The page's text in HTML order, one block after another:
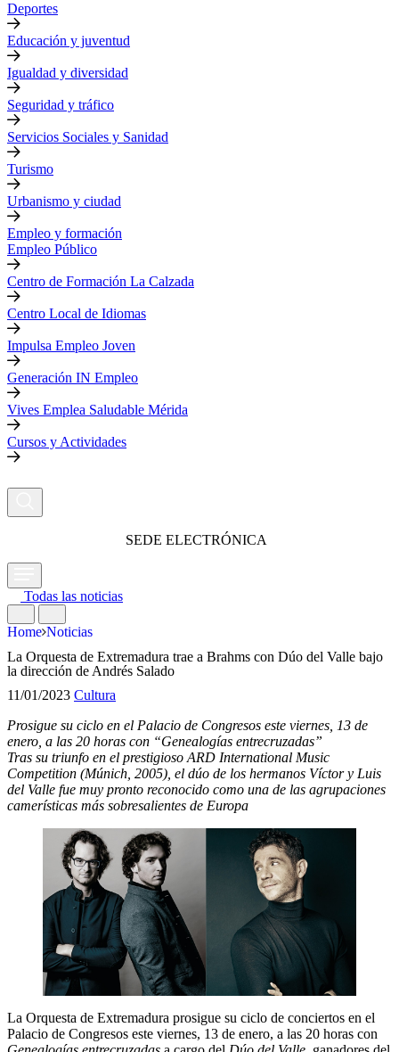
Deportes
Educación y juventud
Igualdad y diversidad
Seguridad y tráfico
Servicios Sociales y Sanidad
Turismo
Urbanismo y ciudad
Empleo y formación
Empleo Público
Centro de Formación La Calzada
Centro Local de Idiomas
Impulsa Empleo Joven
Generación IN Empleo
Vives Emplea Saludable Mérida
Cursos y Actividades
SEDE ELECTRÓNICA
Todas las noticias
Home Noticias
La Orquesta de Extremadura trae a Brahms con Dúo del Valle bajo
la dirección de Andrés Salado
11/01/2023 Cultura
Prosigue su ciclo en el Palacio de Congresos este viernes, 13 de
enero, a las 20 horas con “Genealogías entrecruzadas”
Tras su triunfo en el prestigioso ARD International Music
Competition (Múnich, 2005), el dúo de los hermanos Víctor y Luis
del Valle fue muy pronto reconocido como una de las agrupaciones
camerísticas más sobresalientes de Europa
La Orquesta de Extremadura prosigue su ciclo de conciertos en el
Palacio de Congresos este viernes, 13 de enero, a las 20 horas con